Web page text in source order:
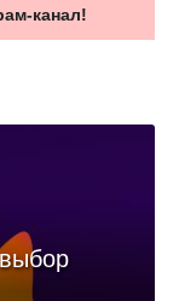
канал!